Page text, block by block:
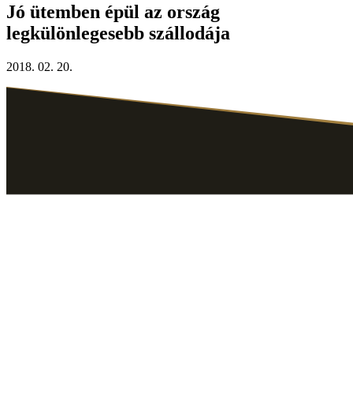
Jó ütemben épül az ország
legkülönlegesebb szállodája
2018. 02. 20.